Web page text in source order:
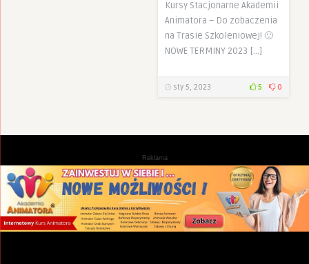
Kursy Stacjonarne Akademii
Animatora – Do zobaczenia
na Trasie Szkoleniowej! 🙂
NOWE TERMINY 2023 […]
sty 5, 2023 5 0
Reklama